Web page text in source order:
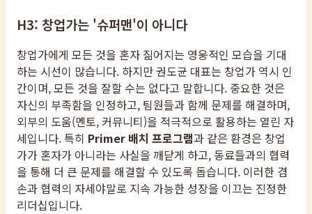
H3: 창업가는 '슈퍼맨'이 아니다
창업가에게 모든 것을 혼자 짊어지는 영웅적인 모습을 기대
하는 시선이 많습니다. 하지만 권도균 대표는 창업가 역시 인
간이며, 모든 것을 잘할 수는 없다고 말합니다. 중요한 것은
자신의 부족함을 인정하고, 팀원들과 함께 문제를 해결하며,
외부의 도움(멘토, 커뮤니티)을 적극적으로 활용하는 열린 자
세입니다. 특히 Primer 배치 프로그램과 같은 환경은 창업
가가 혼자가 아니라는 사실을 깨닫게 하고, 동료들과의 협력
을 통해 더 큰 문제를 해결할 수 있도록 돕습니다. 이러한 겸
손과 협력의 자세야말로 지속 가능한 성장을 이끄는 진정한
리더십입니다.